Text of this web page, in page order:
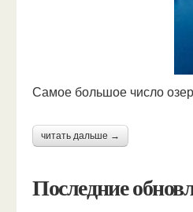
Самое большое число
читать дальше →
Последние